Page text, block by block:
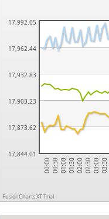
00:00 00:30 01:00 01:30 02:00 02:30 03:00 03:30
17,844.01
17,873.62
17,903.23
17,932.83
17,962.44
17,992.05
FusionCharts XT Trial